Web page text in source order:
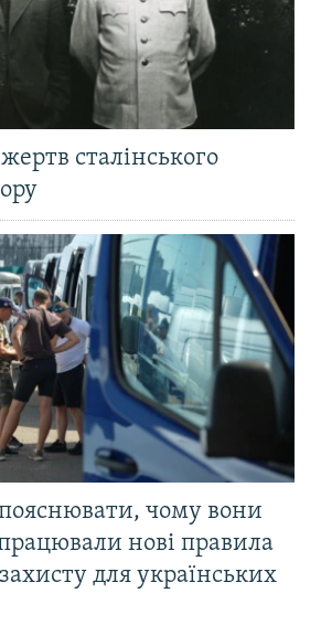
сталінського
чому вони
нові правила
для українських